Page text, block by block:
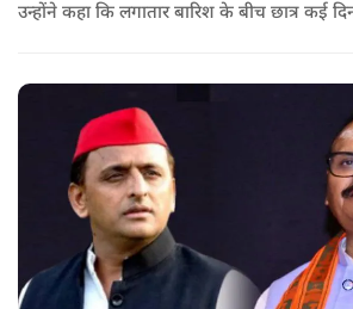
उन्होंने कहा कि लगातार बारिश के बीच छात्र कई